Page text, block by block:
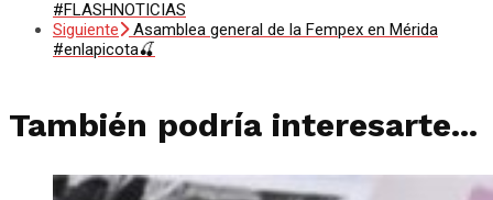
#FLASHNOTICIAS
Siguiente
Asamblea general de la Fempex en Mérida
#enlapicota🍒
También podría interesarte...